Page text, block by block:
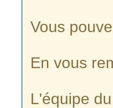
Vous
En vous
L'équipe